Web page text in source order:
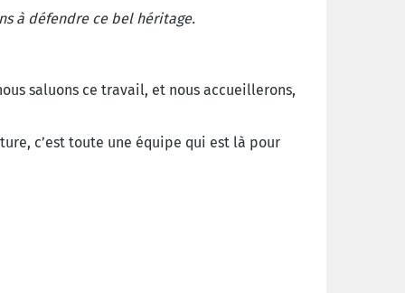
à défendre ce bel héritage.
saluons ce travail, et nous accueillerons,
c’est toute une équipe qui est là pour